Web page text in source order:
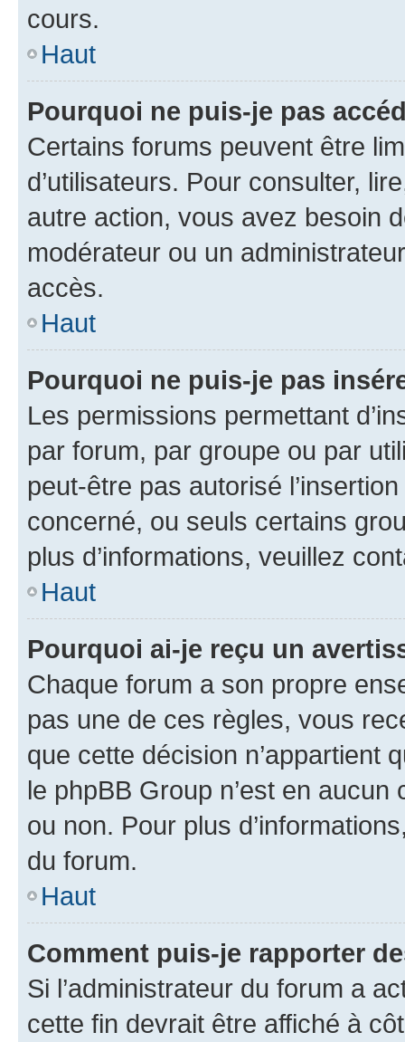
cours.
Haut
Pourquoi ne puis-je pas
Certains forums peuvent être
d’utilisateurs. Pour consulter,
autre action, vous avez besoin
modérateur ou un
accès.
Haut
Pourquoi ne puis-je pas
Les permissions permettant
par forum, par groupe ou par
peut-être pas autorisé
concerné, ou seuls certains
plus d’informations, veuillez
Haut
Pourquoi ai-je reçu un
Chaque forum a son propre
pas une de ces règles, vous
que cette décision n’appartient
le phpBB Group n’est en
ou non. Pour plus
du forum.
Haut
Comment puis-je rapporter
Si l’administrateur du forum a
cette fin devrait être affiché à